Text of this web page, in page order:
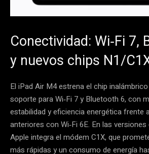
Conectividad: Wi‑Fi 7,
y nuevos chips N1/
El iPad Air M4 estrena el chip
soporte para Wi‑Fi 7 y Bluetooth 6, con
estabilidad y eficiencia energética frente
anteriores con Wi‑Fi 6E. En las
Apple integra el módem C1X, que
más rápidas y un consumo de energía